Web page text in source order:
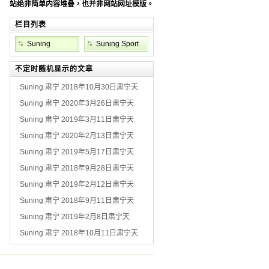
站绝非简单内容堆叠，也并非网站网址模版。
栏目列表
Suning
Weather
Suning Sport
不定时随机显示的文章
Suning 肃宁 2018年10月30日肃宁天
Suning 肃宁 2020年3月26日肃宁天
Suning 肃宁 2019年3月11日肃宁天
Suning 肃宁 2020年2月13日肃宁天
Suning 肃宁 2019年5月17日肃宁天
Suning 肃宁 2018年9月28日肃宁天
Suning 肃宁 2019年2月12日肃宁天
Suning 肃宁 2018年9月11日肃宁天
Suning 肃宁 2019年2月8日肃宁天
Suning 肃宁 2018年10月11日肃宁天